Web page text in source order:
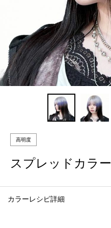
高明度
スプレッドカラー
カラーレシピ詳細